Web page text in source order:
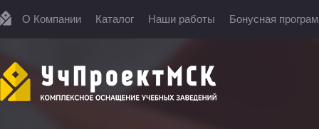
О Компании Каталог Наши работы Бонусная